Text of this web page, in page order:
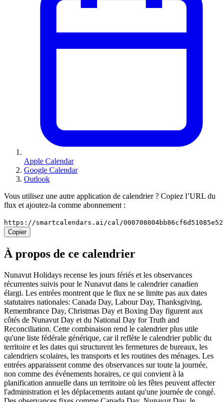
Apple Calendar
Google Calendar
Outlook
Vous utilisez une autre application de calendrier ? Copiez l’URL du
flux et ajoutez-la comme abonnement :
https://smartcalendars.ai/cal/
Copier
À propos de ce calendrier
Nunavut Holidays recense les jours fériés et les observances
récurrentes suivis pour le Nunavut dans le calendrier canadien
élargi. Les entrées montrent que le flux ne se limite pas aux dates
statutaires nationales: Canada Day, Labour Day, Thanksgiving,
Remembrance Day, Christmas Day et Boxing Day figurent aux
côtés de Nunavut Day et du National Day for Truth and
Reconciliation. Cette combinaison rend le calendrier plus utile
qu'une liste fédérale générique, car il reflète le calendrier public du
territoire et les dates qui structurent les fermetures de bureaux, les
calendriers scolaires, les transports et les routines des ménages. Les
entrées apparaissent comme des observances sur toute la journée,
non comme des événements horaires, ce qui convient à la
planification annuelle dans un territoire où les fêtes peuvent affecter
l'administration et les déplacements autant qu'une journée de congé.